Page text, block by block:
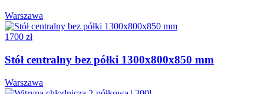
Warszawa
1700 zł
Stół centralny bez półki 1300x800x850 mm
Warszawa